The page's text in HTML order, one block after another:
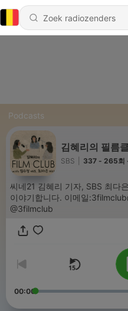
Podcasts
김혜리의 필름
SBS 337 - 265회
씨네21 김혜리 기자, SBS 최다
이야기합니다. 이메일
@3filmclub
00:00